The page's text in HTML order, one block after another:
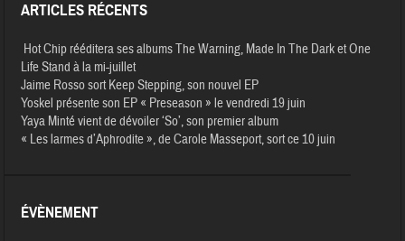
ARTICLES RÉCENTS
Hot Chip rééditera ses albums The Warning, Made In The Dark et One
Life Stand à la mi-juillet
Jaime Rosso sort Keep Stepping, son nouvel EP
Yoskel présente son EP « Preseason » le vendredi 19 juin
Yaya Minté vient de dévoiler ‘So’, son premier album
« Les larmes d’Aphrodite », de Carole Masseport, sort ce 10 juin
ÉVÈNEMENT